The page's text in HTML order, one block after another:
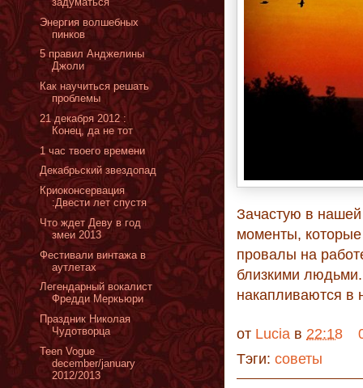
Зачастую в
моменты,
провалы на
близкими
накапливаются в
от Lucia в 22:18
Тэги: советы
Энергия волшебных
пинков
5 правил Анджелины
Джоли
Как научиться решать
проблемы
21 декабря 2012 :
Конец, да не тот
1 час твоего времени
Декабрьский звездопад
Криоконсервация
:Двести лет спустя
Что ждет Деву в год
змеи 2013
Фестивали винтажа в
аутлетах
Легендарный вокалист
Фредди Меркьюри
Праздник Николая
Чудотворца
Teen Vogue
december/january
2012/2013